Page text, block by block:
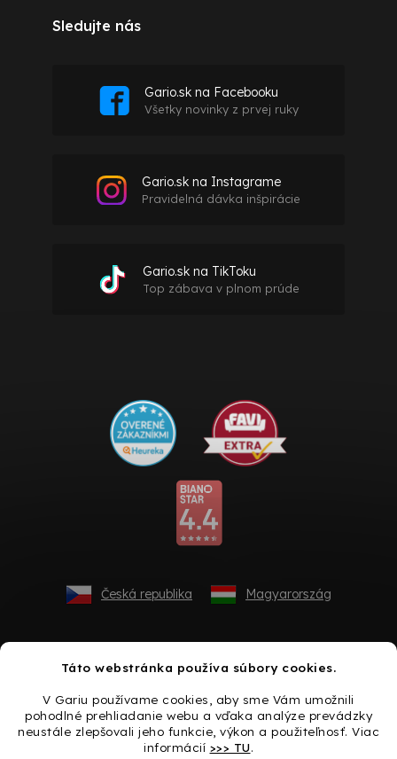
Táto webstránka používa súbory cookies.
V Gariu používame cookies, aby sme Vám umožnili
pohodlné prehliadanie webu a vďaka analýze prevádzky
neustále zlepšovali jeho funkcie, výkon a použiteľnosť. Viac
informácií >>> TU.
Sledujte nás
Gario.sk na Facebooku
Všetky novinky z prvej ruky
Gario.sk na Instagrame
Pravidelná dávka inšpirácie
Gario.sk na TikToku
Top zábava v plnom prúde
Česká republika Magyarország